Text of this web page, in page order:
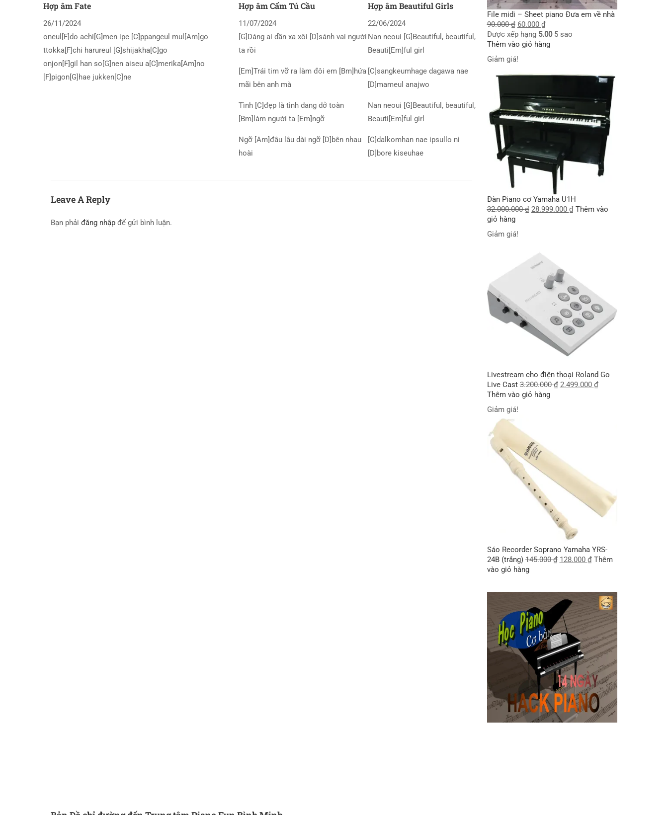
Hợp âm Fate
26/11/2024
oneul[F]do achi[G]men ipe [C]ppangeul mul[Am]go
ttokka[F]chi harureul [G]shijakha[C]go
onjon[F]gil han so[G]nen aiseu a[C]merika[Am]no
[F]pigon[G]hae jukken[C]ne
Hợp âm Cẩm Tú Cầu
11/07/2024
[G]Dáng ai dần xa xôi [D]sánh vai người
ta rồi
[Em]Trái tim vỡ ra làm đôi em [Bm]hứa
mãi bên anh mà
Tình [C]đẹp là tình dang dở toàn
[Bm]làm người ta [Em]ngỡ
Ngỡ [Am]đâu lâu dài ngỡ [D]bên nhau
hoài
Hợp âm Beautiful Girls
22/06/2024
Nan neoui [G]Beautiful, beautiful,
Beauti[Em]ful girl
[C]sangkeumhage dagawa nae
[D]mameul anajwo
Nan neoui [G]Beautiful, beautiful,
Beauti[Em]ful girl
[C]dalkomhan nae ipsullo ni
[D]bore kiseuhae
Leave A Reply
Bạn phải đăng nhập để gửi bình luận.
File midi – Sheet piano Đưa em về nhà
90.000₫ 60.000 ₫
Được xếp hạng 5.005 sao
Thêm vào giỏ hàng
Giảm giá!
Đàn Piano cơ Yamaha U1H
32.000.000₫ 28.999.000 ₫ Thêm vào
giỏ hàng
Giảm giá!
Livestream cho điện thoại Roland Go
Live Cast 3.200.000₫ 2.499.000 ₫
Thêm vào giỏ hàng
Giảm giá!
Sáo Recorder Soprano Yamaha YRS-
24B (trắng) 145.000₫ 128.000 ₫ Thêm
vào giỏ hàng